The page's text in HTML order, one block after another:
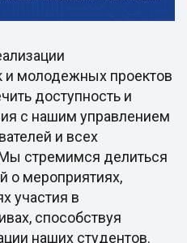
и молодежных проектов
доступность и
с нашим управлением
и всех
стремимся делиться
о мероприятиях,
участия в
способствуя
наших студентов.